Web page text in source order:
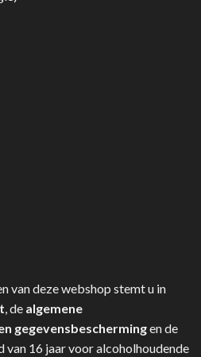
van deze webshop stemt u in
, de algemene
gegevensbeschermingen de
16 jaar voor alcoholhoudende